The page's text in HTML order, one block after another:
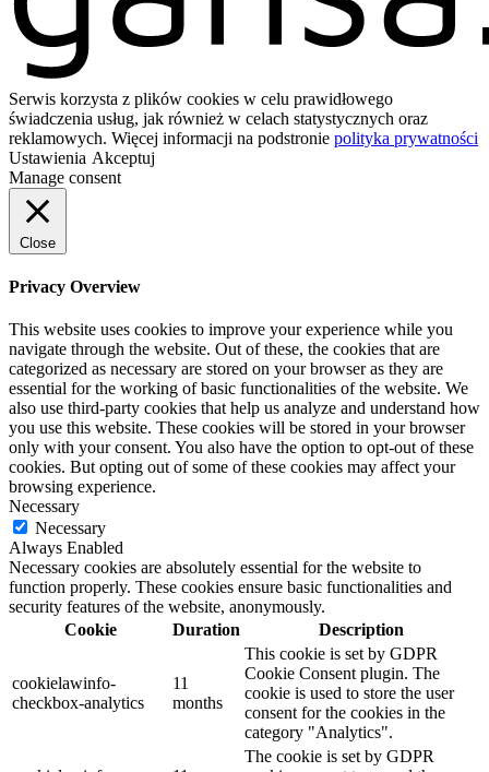
Serwis korzysta z plików cookies w celu prawidłowego
świadczenia usług, jak również w celach statystycznych oraz
reklamowych. Więcej informacji na podstronie polityka prywatności
Ustawienia Akceptuj
Manage consent
Close
Privacy Overview
This website uses cookies to improve your experience while you
navigate through the website. Out of these, the cookies that are
categorized as necessary are stored on your browser as they are
essential for the working of basic functionalities of the website. We
also use third-party cookies that help us analyze and understand how
you use this website. These cookies will be stored in your browser
only with your consent. You also have the option to opt-out of these
cookies. But opting out of some of these cookies may affect your
browsing experience.
Necessary
Necessary
Always Enabled
Necessary cookies are absolutely essential for the website to
function properly. These cookies ensure basic functionalities and
security features of the website, anonymously.
Cookie
Duration Description
cookielawinfo-
checkbox-analytics
11
months
This cookie is set by GDPR
Cookie Consent plugin. The
cookie is used to store the user
consent for the cookies in the
category "Analytics".
The cookie is set by GDPR